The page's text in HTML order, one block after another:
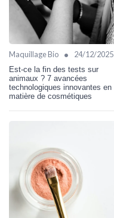
Maquillage Bio • 24/12/2025
Est-ce la fin des tests sur
animaux ? 7 avancées
technologiques innovantes en
matière de cosmétiques